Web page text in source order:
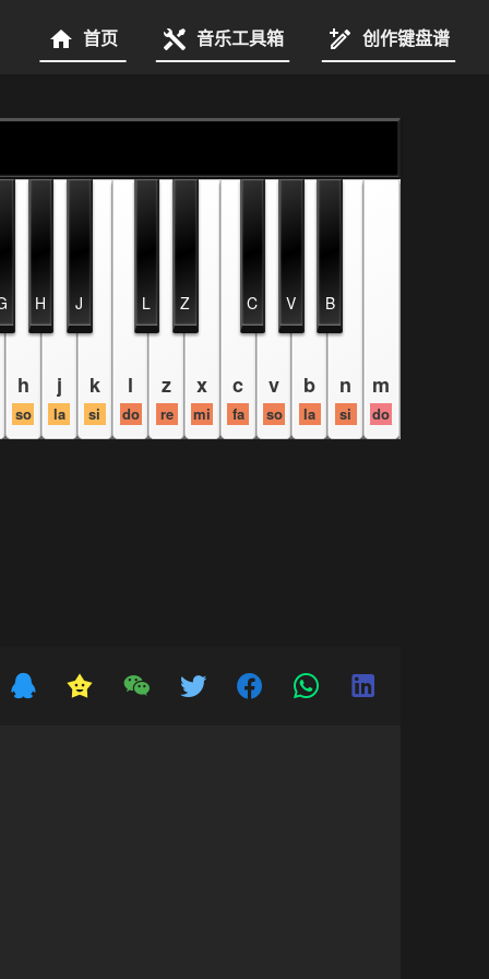
首页 音乐工具箱 创作键盘谱
h
so
j
la
k
si
l
do
z
re
x
mi
c
fa
v
so
b
la
n
si
m
do
H J L Z C V B